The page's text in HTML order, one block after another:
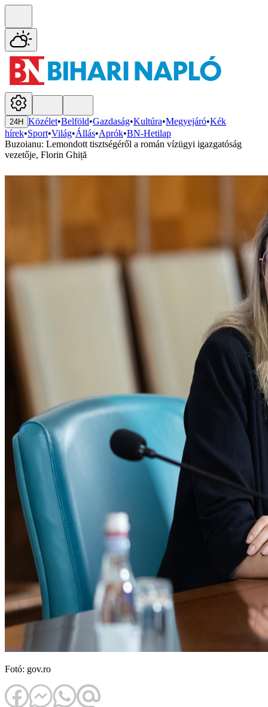
24H Közélet•Belföld•Gazdaság•Kultúra•Megyejáró•Kék
hírek•Sport•Világ•Állás•Aprók•BN-Hetilap
Buzoianu: Lemondott tisztségéről a román vízügyi igazgatóság
vezetője, Florin Ghiță
Fotó: gov.ro